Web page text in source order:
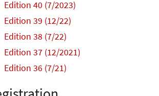
Edition 40 (7/2023)
Edition 39 (12/22)
Edition 38 (7/22)
Edition 37 (12/2021)
Edition 36 (7/21)